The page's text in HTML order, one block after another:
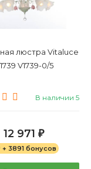
люстра Vitaluce
V1739-0/5
В наличии 5
12 971 ₽
+ 3891 бонусов